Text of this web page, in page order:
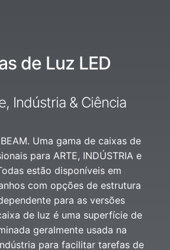
de Luz LED
Indústria & Ciência
Uma gama de caixas de
para ARTE, INDÚSTRIA e
estão disponíveis em
com opções de estrutura
para as versões
de luz é uma superfície de
geralmente usada na
para facilitar tarefas de